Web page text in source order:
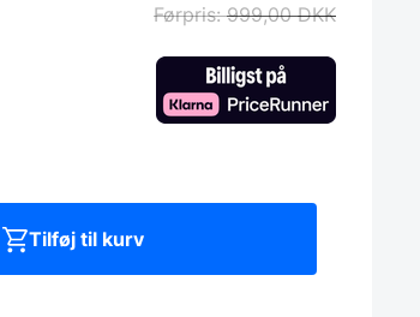
999,00DKK
Tilføj til kurv